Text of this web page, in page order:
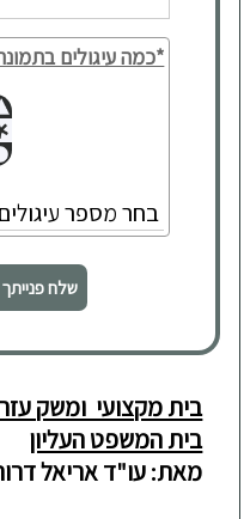
*כמה עיגולים
שלח
בית מקצועי ומשק
בית המשפט העליון
מאת: עו"ד אריאל